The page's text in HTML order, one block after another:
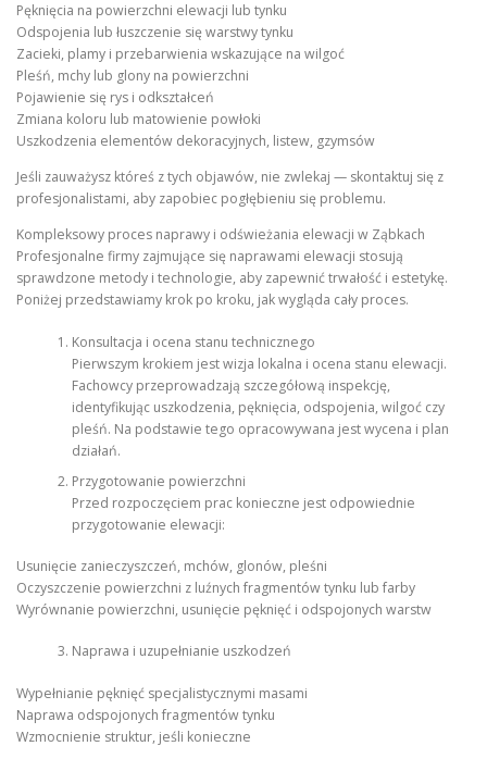
Pęknięcia na powierzchni elewacji lub tynku
Odspojenia lub łuszczenie się warstwy tynku
Zacieki, plamy i przebarwienia wskazujące na wilgoć
Pleśń, mchy lub glony na powierzchni
Pojawienie się rys i odkształceń
Zmiana koloru lub matowienie powłoki
Uszkodzenia elementów dekoracyjnych, listew, gzymsów
Jeśli zauważysz któreś z tych objawów, nie zwlekaj — skontaktuj się z
profesjonalistami, aby zapobiec pogłębieniu się problemu.
Kompleksowy proces naprawy i odświeżania elewacji w Ząbkach
Profesjonalne firmy zajmujące się naprawami elewacji stosują
sprawdzone metody i technologie, aby zapewnić trwałość i estetykę.
Poniżej przedstawiamy krok po kroku, jak wygląda cały proces.
Konsultacja i ocena stanu technicznego
Pierwszym krokiem jest wizja lokalna i ocena stanu elewacji.
Fachowcy przeprowadzają szczegółową inspekcję,
identyfikując uszkodzenia, pęknięcia, odspojenia, wilgoć czy
pleśń. Na podstawie tego opracowywana jest wycena i plan
działań.
Przygotowanie powierzchni
Przed rozpoczęciem prac konieczne jest odpowiednie
przygotowanie elewacji:
Usunięcie zanieczyszczeń, mchów, glonów, pleśni
Oczyszczenie powierzchni z luźnych fragmentów tynku lub farby
Wyrównanie powierzchni, usunięcie pęknięć i odspojonych warstw
Naprawa i uzupełnianie uszkodzeń
Wypełnianie pęknięć specjalistycznymi masami
Naprawa odspojonych fragmentów tynku
Wzmocnienie struktur, jeśli konieczne